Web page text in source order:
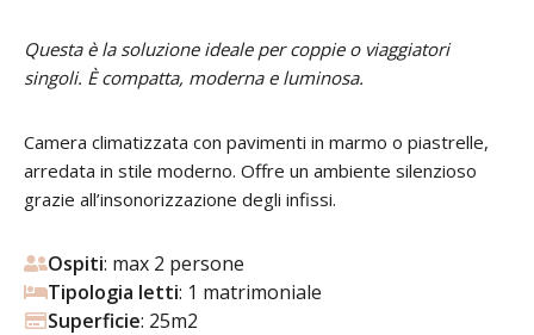
Questa è la soluzione ideale per coppie o viaggiatori
singoli. È compatta, moderna e luminosa.
Camera climatizzata con pavimenti in marmo o piastrelle,
arredata in stile moderno. Offre un ambiente silenzioso
grazie all’insonorizzazione degli infissi.
Ospiti: max 2 persone
Tipologia letti: 1 matrimoniale
Superficie: 25m2